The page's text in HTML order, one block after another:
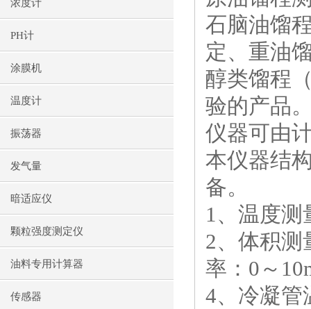
浓度计
PH计
涂膜机
温度计
振荡器
发气量
暗适应仪
颗粒强度测定仪
油料专用计算器
传感器
石脑油馏
定、重油
醇类馏程
验的产品
仪器可由
本仪器结
备。
1、温度测
2、体积测
率： 0 ～
4、冷凝管